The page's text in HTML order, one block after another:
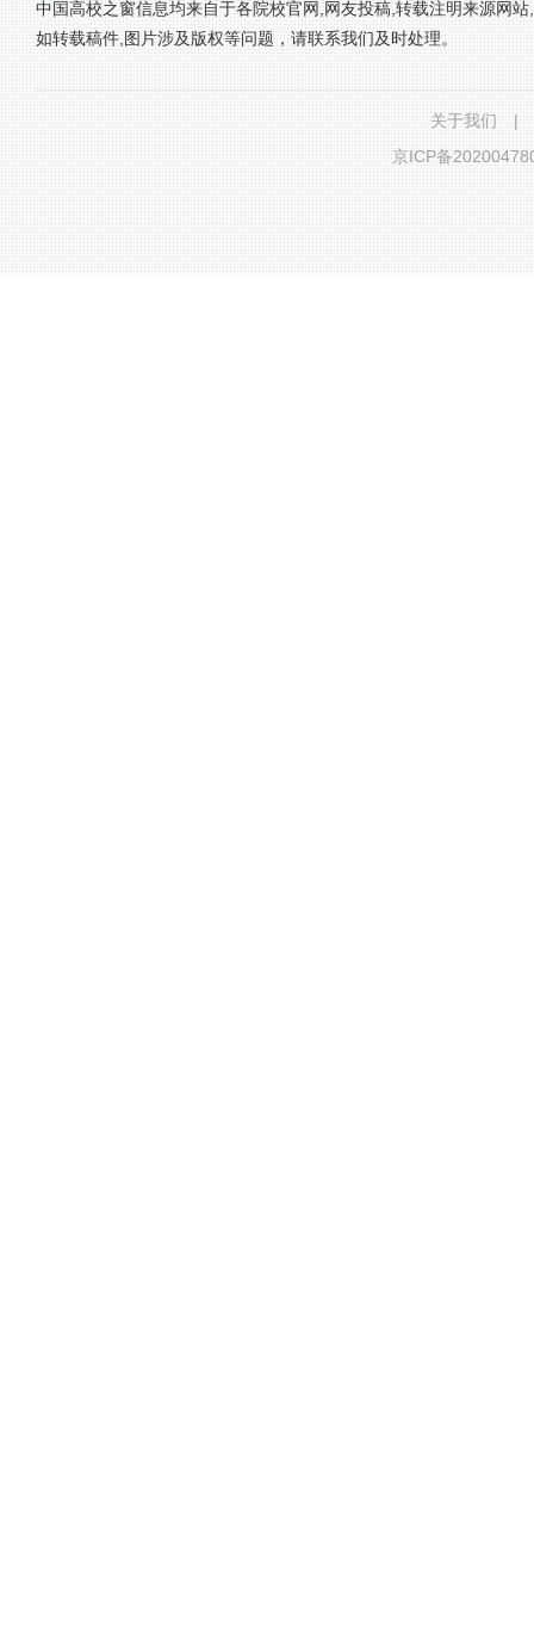
中国高校之窗信息均来自于各院校官网,网友投稿,转载注明来源网
如转载稿件,图片涉及版权等问题，请联系我们及时处理。
关于我们
|
京ICP备